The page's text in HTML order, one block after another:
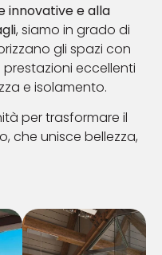
innovative e alla
, siamo in grado di
gli spazi con
eccellenti
e isolamento.
per trasformare il
che unisce bellezza,